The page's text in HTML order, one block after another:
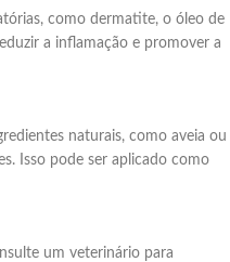
como dermatite, o óleo de
a inflamação e promover a
naturais, como aveia ou
Isso pode ser aplicado como
um veterinário para